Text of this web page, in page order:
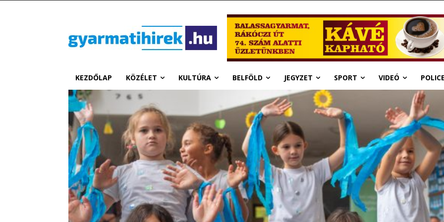
KEZDŐLAP KÖZÉLET KULTÚRA BELFÖLD JEGYZET SPORT VIDEÓ